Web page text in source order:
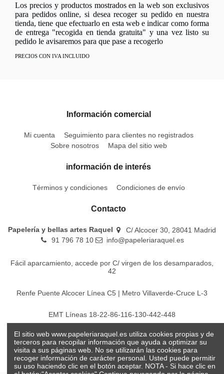
Los precios y productos mostrados en la web son exclusivos
para pedidos online, si desea recoger su pedido en nuestra
tienda, tiene que efectuarlo en esta web e indicar como forma
de entrega "recogida en tienda gratuita" y una vez listo su
pedido le avisaremos para que pase a recogerlo
PRECIOS CON IVA INCLUIDO
Información comercial
Mi cuenta
Seguimiento para clientes no registrados
Sobre nosotros
Mapa del sitio web
información de interés
Términos y condiciones Condiciones de envío
Contacto
Papelería y bellas artes Raquel
C/ Alcocer 30, 28041 Madrid
91 796 78 10
info@papeleriaraquel.es
Fácil aparcamiento, accede por C/ virgen de los desamparados,
42
Renfe Puente Alcocer Línea C5 | Metro Villaverde-Cruce L-3
EMT Líneas 18-22-86-116-130-442-448
Todos los precios son indicados con impuestos incluidos
El sitio web www.papeleriaraquel.es utiliza cookies propias y de
terceros para recopilar información que ayuda a optimizar su
visita a sus páginas web. No se utilizarán las cookies para
recoger información de carácter personal. Usted puede permitir
su uso haciendo clic en el botón aceptar. NOTA - Si hace clic en